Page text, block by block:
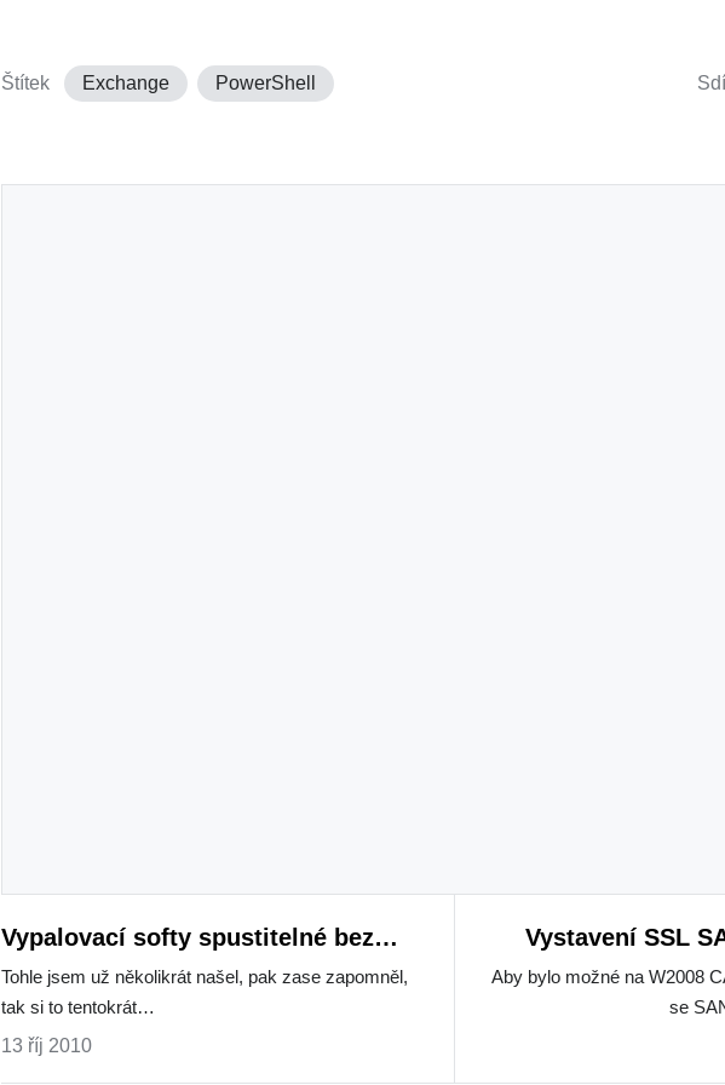
Štítek Exchange PowerShell
Vypalovací softy spustitelné bez
Run As Administrator
Tohle jsem už několikrát našel, pak zase zapomněl,
tak si to tentokrát…
13 říj 2010
Vystavení SSL
Aby bylo možné na W2008
se